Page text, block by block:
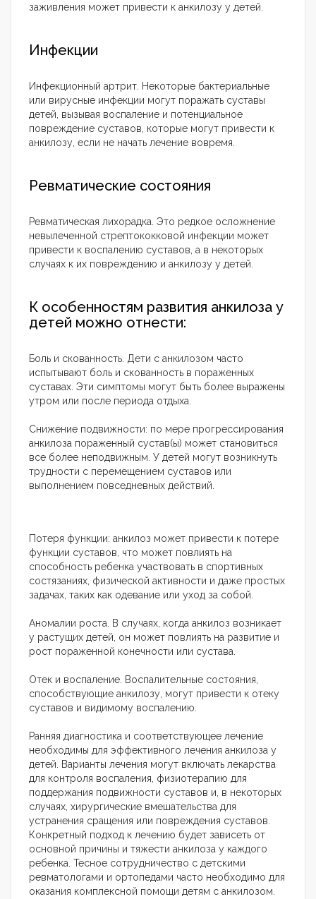
заживления может привести к анкилозу у детей.
Инфекции
Инфекционный артрит. Некоторые бактериальные
или вирусные инфекции могут поражать суставы
детей, вызывая воспаление и потенциальное
повреждение суставов, которые могут привести к
анкилозу, если не начать лечение вовремя.
Ревматические состояния
Ревматическая лихорадка. Это редкое осложнение
невылеченной стрептококковой инфекции может
привести к воспалению суставов, а в некоторых
случаях к их повреждению и анкилозу у детей.
К особенностям развития анкилоза у
детей можно отнести:
Боль и скованность. Дети с анкилозом часто
испытывают боль и скованность в пораженных
суставах. Эти симптомы могут быть более выражены
утром или после периода отдыха.
Снижение подвижности: по мере прогрессирования
анкилоза пораженный сустав(ы) может становиться
все более неподвижным. У детей могут возникнуть
трудности с перемещением суставов или
выполнением повседневных действий.
Потеря функции: анкилоз может привести к потере
функции суставов, что может повлиять на
способность ребенка участвовать в спортивных
состязаниях, физической активности и даже простых
задачах, таких как одевание или уход за собой.
Аномалии роста. В случаях, когда анкилоз возникает
у растущих детей, он может повлиять на развитие и
рост пораженной конечности или сустава.
Отек и воспаление. Воспалительные состояния,
способствующие анкилозу, могут привести к отеку
суставов и видимому воспалению.
Ранняя диагностика и соответствующее лечение
необходимы для эффективного лечения анкилоза у
детей. Варианты лечения могут включать лекарства
для контроля воспаления, физиотерапию для
поддержания подвижности суставов и, в некоторых
случаях, хирургические вмешательства для
устранения сращения или повреждения суставов.
Конкретный подход к лечению будет зависеть от
основной причины и тяжести анкилоза у каждого
ребенка. Тесное сотрудничество с детскими
ревматологами и ортопедами часто необходимо для
оказания комплексной помощи детям с анкилозом.